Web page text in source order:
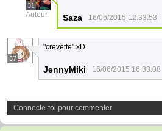
31
Auteur Saza 16/06/2015 12:33:53
37
"crevette" xD
JennyMiki 16/06/2015 16:33:08
Connecte-toi pour commenter